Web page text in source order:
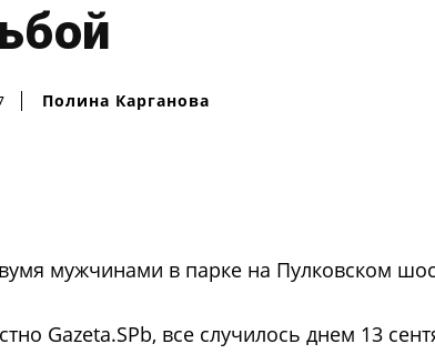
Полина Карганова
мужчинами в парке на Пулковском
Gazeta.SPb, все случилось днем 13